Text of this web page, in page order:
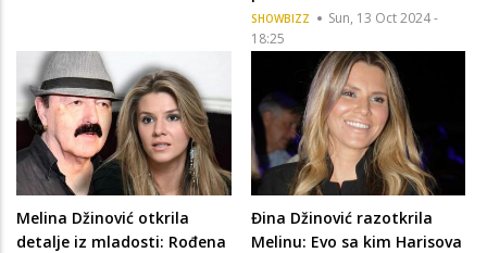
SHOWBIZZ
Sun, 13 Oct 2024 -
18:25
Melina Džinović otkrila
detalje iz mladosti: Rođena
Đina Džinović razotkrila
Melinu: Evo sa kim Harisova